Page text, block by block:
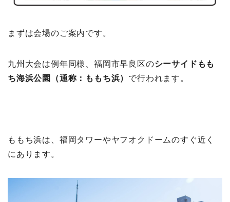
まずは会場のご案内です。
九州大会は例年同様、福岡市早良区のシーサイドもも
ち海浜公園（通称：ももち浜） で行われます。
ももち浜は、福岡タワーやヤフオクドームのすぐ近く
にあります。